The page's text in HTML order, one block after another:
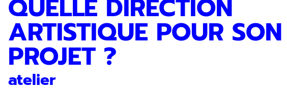
QUELLE DIRECTION
ARTISTIQUE POUR SON
PROJET ?
atelier